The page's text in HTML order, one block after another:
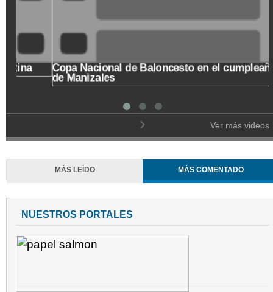
Un Café de origen caldense, para hablar de cómo
recibe el departamento los Juegos Nacionales del
Ver más videos
MÁS LEÍDO MÁS COMENTADO
NUESTROS PORTALES